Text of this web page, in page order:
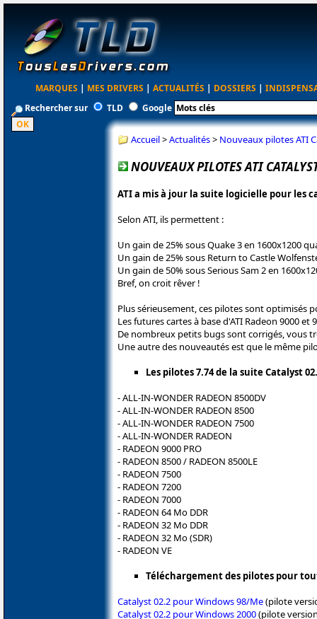
MARQUES | MES DRIVERS | ACTUALITÉS | DOSSIERS |
Rechercher sur
TLD Google
Accueil>Actualités> Nouveaux pilotes ATI
NOUVEAUX PILOTES ATI
ATI a mis à jour la suite logicielle pour les
Selon ATI, ils permettent :
Un gain de 25% sous Quake 3 en 1600x1200
Un gain de 25% sous Return to Castle
Un gain de 50% sous Serious Sam 2 en
Bref, on croit rêver !
Plus sérieusement, ces pilotes sont optimisés
Les futures cartes à base d'ATI Radeon 9000
De nombreux petits bugs sont corrigés, vous
Une autre des nouveautés est que le même
Les pilotes 7.74 de la suite Catalyst
- ALL-IN-WONDER RADEON 8500DV
- ALL-IN-WONDER RADEON 8500
- ALL-IN-WONDER RADEON 7500
- ALL-IN-WONDER RADEON
- RADEON 9000 PRO
- RADEON 8500 / RADEON 8500LE
- RADEON 7500
- RADEON 7200
- RADEON 7000
- RADEON 64 Mo DDR
- RADEON 32 Mo DDR
- RADEON 32 Mo (SDR)
- RADEON VE
Téléchargement des pilotes pour
Catalyst 02.2 pour Windows 98/Me(pilote
Catalyst 02.2 pour Windows 2000(pilote